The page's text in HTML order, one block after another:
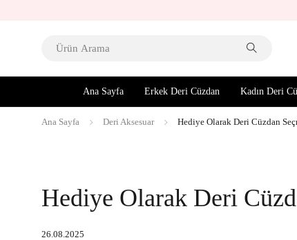
Ana Sayfa Erkek Deri Cüzdan Kadın Deri
Ana Sayfa Deri Aksesuar Hediye Olarak Deri Cüzdan
Hediye Olarak Deri
26.08.2025